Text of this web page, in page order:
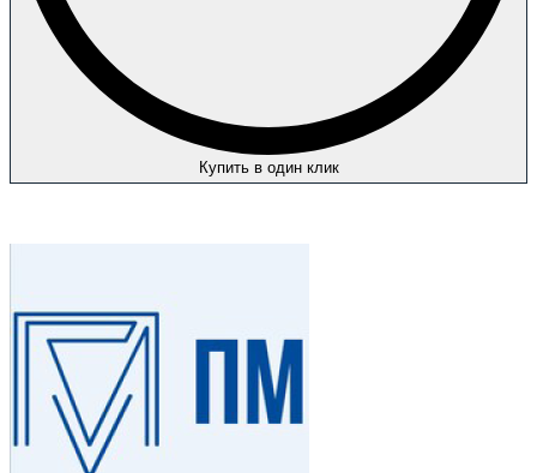
Купить в один клик